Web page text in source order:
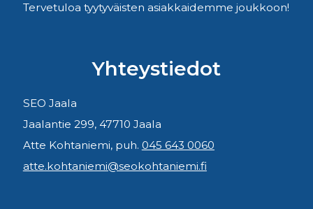
Tervetuloa tyytyväisten asiakkaidemme joukkoon!
Yhteystiedot
SEO Jaala
Jaalantie 299, 47710 Jaala
Atte Kohtaniemi, puh. 045 643 0060
atte.kohtaniemi@seokohtaniemi.fi